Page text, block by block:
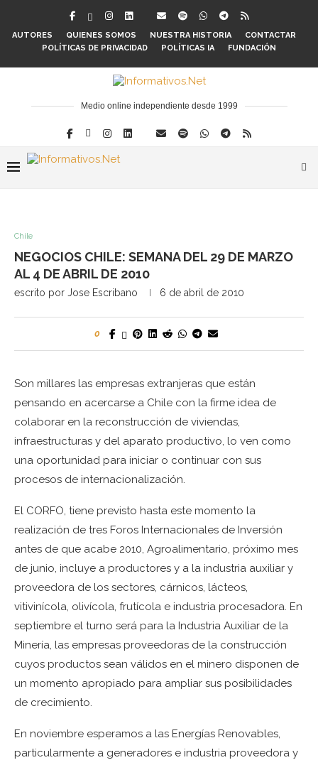
AUTORES QUIENES SOMOS NUESTRA HISTORIA
CONTACTAR
POLÍTICAS DE PRIVACIDAD
POLÍTICAS IA FUNDACIÓN
Medio online independiente desde 1999
Chile
NEGOCIOS CHILE: SEMANA DEL 29 DE MARZO
AL 4 DE ABRIL DE 2010
escrito por Jose Escribano 6 de abril de 2010
0
Son millares las empresas extranjeras que están
pensando en acercarse a Chile con la firme idea de
colaborar en la reconstrucción de viviendas,
infraestructuras y del aparato productivo, lo ven como
una oportunidad para iniciar o continuar con sus
procesos de internacionalización.
El CORFO, tiene previsto hasta este momento la
realización de tres Foros Internacionales de Inversión
antes de que acabe 2010, Agroalimentario, próximo mes
de junio, incluye a productores y a la industria auxiliar y
proveedora de los sectores, cárnicos, lácteos,
vitivinícola, olivícola, frutícola e industria procesadora. En
septiembre el turno será para la Industria Auxiliar de la
Minería, las empresas proveedoras de la construcción
cuyos productos sean válidos en el minero disponen de
un momento apropiado para ampliar sus posibilidades
de crecimiento.
En noviembre esperamos a las Energías Renovables,
particularmente a generadores e industria proveedora y